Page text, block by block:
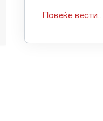
Повеќе вести...